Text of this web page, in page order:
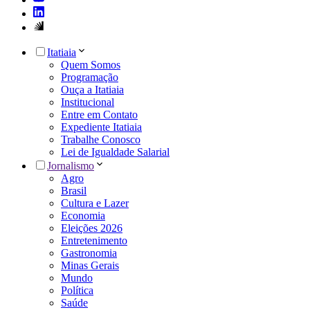
Itatiaia
Quem Somos
Programação
Ouça a Itatiaia
Institucional
Entre em Contato
Expediente Itatiaia
Trabalhe Conosco
Lei de Igualdade Salarial
Jornalismo
Agro
Brasil
Cultura e Lazer
Economia
Eleições 2026
Entretenimento
Gastronomia
Minas Gerais
Mundo
Política
Saúde